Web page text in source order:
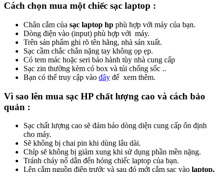
Cách chọn mua một chiếc sạc laptop :
Chân cắm của sạc laptop hp phù hợp với máy của bạn.
Dòng điện vào (input) phù hợp với máy.
Trên sản phẩm ghi rõ tên hãng, nhà sản xuất.
Sạc cầm chắc chắn nặng tay không ọp ẹp.
Có tem mác hoặc seri bảo hành tùy nhà cung cấp
Sạc zin thường kèm có box và túi chống sốc ..
Bạn có thể truy cập vào đây để xem thêm.
Vì sao lên mua sạc HP chất lượng cao và cách bảo
quản :
Sạc chất lượng cao sẽ đảm bảo dòng diện cung cấp ổn định
cho máy.
Sẽ không bị chai pin khi dùng lâu dài.
Chíp sẽ không bị giảm xung khi sử dụng phần mền nặng.
Tránh cháy nổ dẫn đến hỏng chiếc laptop của bạn.
Lên cắm nguồn điện trước và sau đó mới cắm sạc vào laptop.